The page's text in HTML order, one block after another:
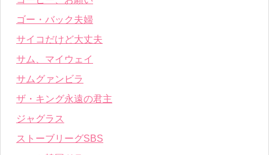
ゴー・バック夫婦
サイコだけど大丈夫
サム、マイウェイ
サムグァンビラ
ザ・キング永遠の君主
ジャグラス
ストーブリーグSBS